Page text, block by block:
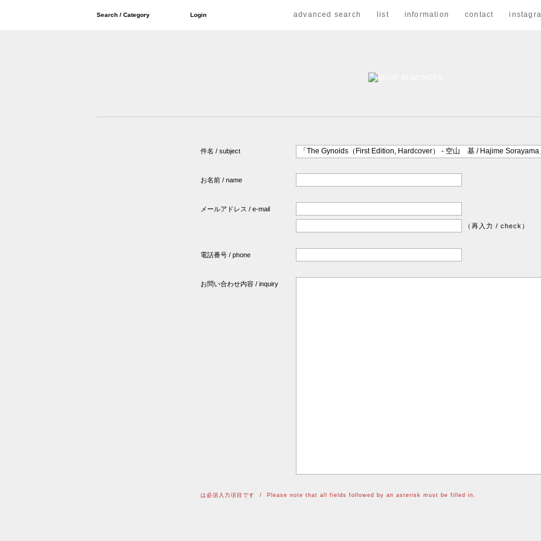
Search / Category Login advanced search list information contact
件名 / subject
お名前 / name
メールアドレス / e-mail
（再入力 / check）
電話番号 / phone
お問い合わせ内容 / inquiry
は必須入力項目です / Please note that all fields followed by an asterisk must be filled in.